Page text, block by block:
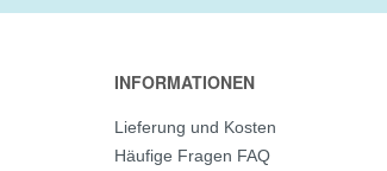
INFORMATIONEN
Lieferung und Kosten
Häufige Fragen FAQ